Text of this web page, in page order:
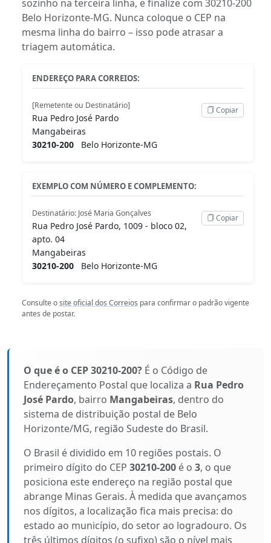
sozinho na terceira linha, e finalize com 30210-200
Belo Horizonte-MG. Nunca coloque o CEP na
mesma linha do bairro – isso pode atrasar a
triagem automática.
ENDEREÇO PARA CORREIOS:
[Remetente ou Destinatário]
Rua Pedro José Pardo
Mangabeiras
30210-200 Belo Horizonte-MG
Copiar
EXEMPLO COM NÚMERO E COMPLEMENTO:
Destinatário: José Maria Gonçalves
Rua Pedro José Pardo, 1009 - bloco 02,
apto. 04
Mangabeiras
30210-200 Belo Horizonte-MG
Copiar
Consulte osite oficial dos Correios para confirmar o padrão vigente
antes de postar.
O que é o CEP 30210-200? É o Código de
Endereçamento Postal que localiza a Rua Pedro
José Pardo, bairro Mangabeiras, dentro do
sistema de distribuição postal de Belo
Horizonte/MG, região Sudeste do Brasil.
O Brasil é dividido em 10 regiões postais. O
primeiro dígito do CEP 30210-200 é o 3, o que
posiciona este endereço na região postal que
abrange Minas Gerais. À medida que avançamos
nos dígitos, a localização fica mais precisa: do
estado ao município, do setor ao logradouro. Os
três últimos dígitos (o sufixo) são o nível mais